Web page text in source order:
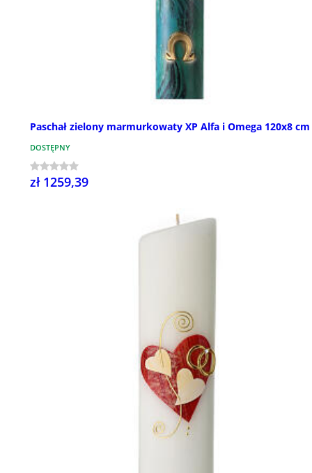
Paschał zielony marmurkowaty XP Alfa i Omega 120x8 cm
DOSTĘPNY
zł 1259,39